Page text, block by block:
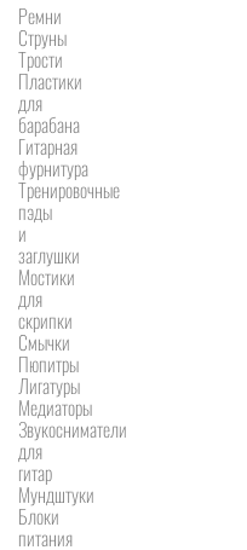
Ремни
Струны
Трости
Пластики
для
барабана
Гитарная
фурнитура
Тренировочные
пэды
и
заглушки
Мостики
для
скрипки
Смычки
Пюпитры
Лигатуры
Медиаторы
Звукосниматели
для
гитар
Мундштуки
Блоки
питания